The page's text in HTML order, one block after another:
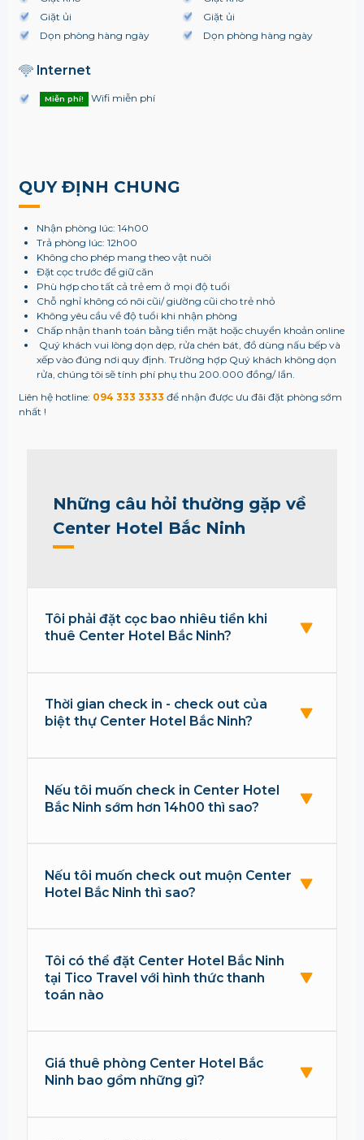
Giặt ủi
Dọn phòng hàng ngày
Internet
Miễn phí! Wifi miễn phí
Giặt ủi
Dọn phòng hàng ngày
QUY ĐỊNH CHUNG
Nhận phòng lúc: 14h00
Trả phòng lúc: 12h00
Không cho phép mang theo vật nuôi
Đặt cọc trước để giữ căn
Phù hợp cho tất cả trẻ em ở mọi độ tuổi
Chỗ nghỉ không có nôi cũi/ giường cũi cho trẻ nhỏ
Không yêu cầu về độ tuổi khi nhận phòng
Chấp nhận thanh toán bằng tiền mặt hoặc chuyển khoản online
Quý khách vui lòng dọn dẹp, rửa chén bát, đồ dùng nấu bếp và
xếp vào đúng nơi quy định. Trường hợp Quý khách không dọn
rửa, chúng tôi sẽ tính phí phụ thu 200.000 đồng/ lần.
Liên hệ hotline: 094 333 3333 để nhận được ưu đãi đặt phòng sớm
nhất !
Những câu hỏi thường gặp về
Center Hotel Bắc Ninh
Tôi phải đặt cọc bao nhiêu tiền khi
thuê Center Hotel Bắc Ninh?
Thời gian check in - check out của
biệt thự Center Hotel Bắc Ninh?
Nếu tôi muốn check in Center Hotel
Bắc Ninh sớm hơn 14h00 thì sao?
Nếu tôi muốn check out muộn Center
Hotel Bắc Ninh thì sao?
Tôi có thể đặt Center Hotel Bắc Ninh
tại Tico Travel với hình thức thanh
toán nào
Giá thuê phòng Center Hotel Bắc
Ninh bao gồm những gì?